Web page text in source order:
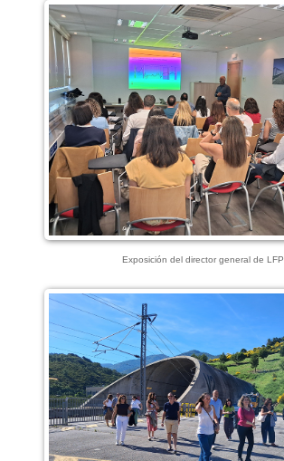
Exposición del director general de LFP